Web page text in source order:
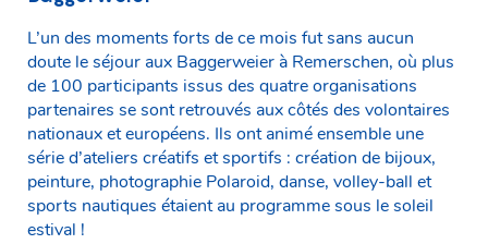
L’un des moments forts de ce mois fut sans aucun
doute le séjour aux Baggerweier à Remerschen, où plus
de 100 participants issus des quatre organisations
partenaires se sont retrouvés aux côtés des volontaires
nationaux et européens. Ils ont animé ensemble une
série d’ateliers créatifs et sportifs : création de bijoux,
peinture, photographie Polaroid, danse, volley-ball et
sports nautiques étaient au programme sous le soleil
estival !